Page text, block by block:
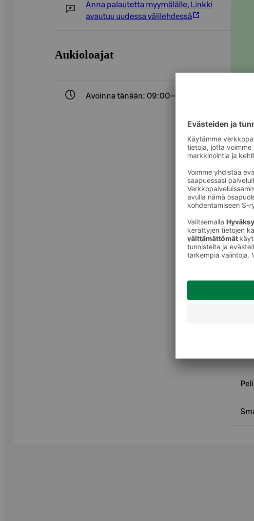
Anna palautetta myymälälle, Linkki
avautuu uudessa välilehdessä
Aukioloajat
Avoinna tänään: 09:00—22:00